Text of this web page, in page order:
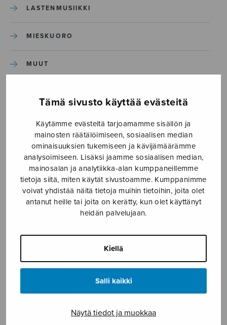
Tämä sivusto käyttää evästeitä
Käytämme evästeitä tarjoamamme sisällön ja
mainosten räätälöimiseen, sosiaalisen median
ominaisuuksien tukemiseen ja kävijämäärämme
analysoimiseen. Lisäksi jaamme sosiaalisen median,
mainosalan ja analytiikka-alan kumppaneillemme
tietoja siitä, miten käytät sivustoamme. Kumppanimme
voivat yhdistää näitä tietoja muihin tietoihin, joita olet
antanut heille tai joita on kerätty, kun olet käyttänyt
heidän palvelujaan.
Kiellä
Salli kaikki
Näytä tiedot ja muokkaa
LASTENMUSIIKKI
MIESKUORO
MUUT
SEKAKUORO
SOITINKOULUT JA OPPAAT
SOITINMUSIIKKI
YKSINLAULU
YLEINEN
Sulasol nuottikauppa
Myymälä avoinna